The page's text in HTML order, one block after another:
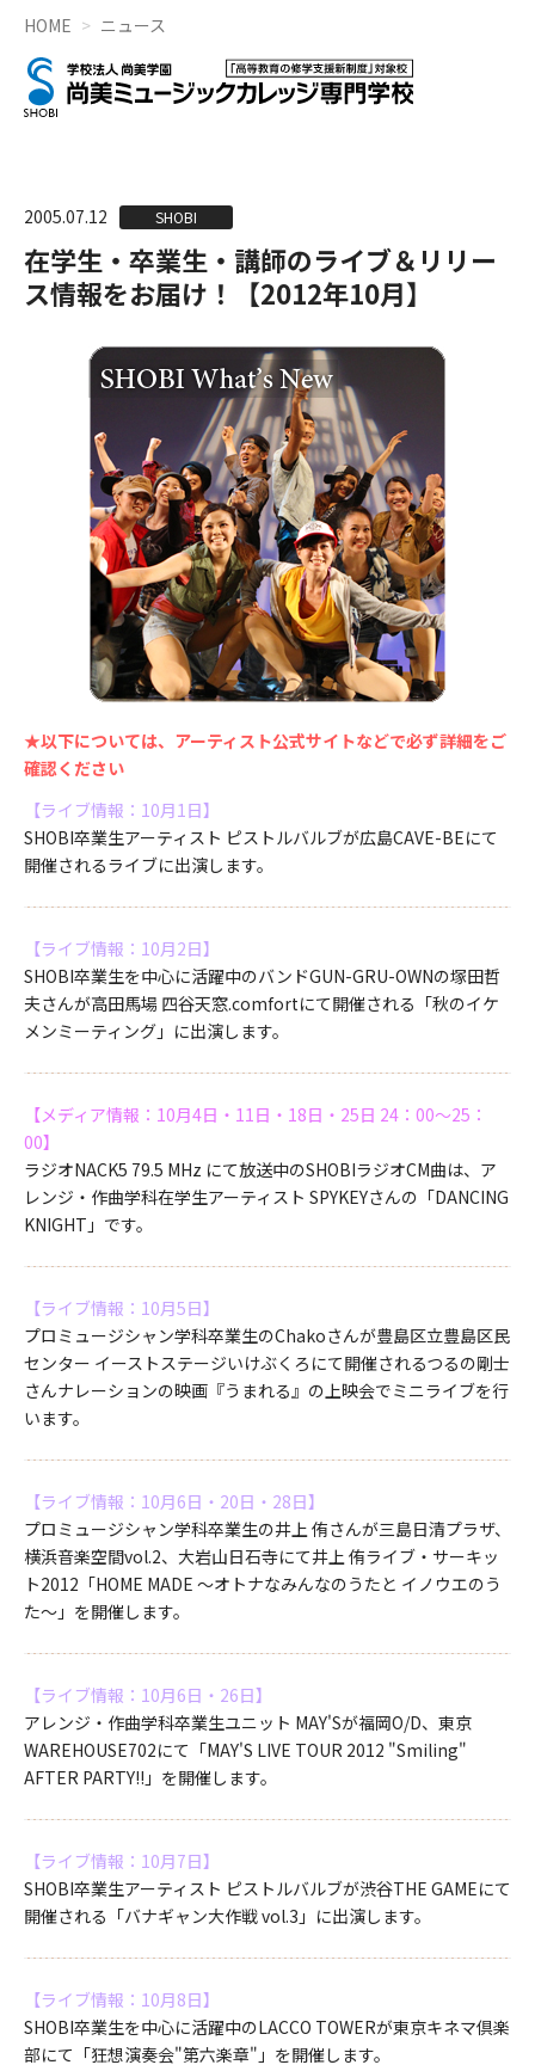
HOME ニュース
2005.07.12 SHOBI
在学生・卒業生・講師のライブ＆リリー
ス情報をお届け！【2012年10月】
★以下については、アーティスト公式サイトなどで必ず詳細をご
確認ください
【ライブ情報：10月1日】
SHOBI卒業生アーティスト ピストルバルブが広島CAVE-BEにて
開催されるライブに出演します。
【ライブ情報：10月2日】
SHOBI卒業生を中心に活躍中のバンドGUN-GRU-OWNの塚田哲
夫さんが高田馬場 四谷天窓.comfortにて開催される「秋のイケ
メンミーティング」に出演します。
【メディア情報：10月4日・11日・18日・25日 24：00～25：
00】
ラジオNACK5 79.5 MHz にて放送中のSHOBIラジオCM曲は、ア
レンジ・作曲学科在学生アーティスト SPYKEYさんの「DANCING
KNIGHT」です。
【ライブ情報：10月5日】
プロミュージシャン学科卒業生のChakoさんが豊島区立豊島区民
センター イーストステージいけぶくろにて開催されるつるの剛士
さんナレーションの映画『うまれる』の上映会でミニライブを行
います。
【ライブ情報：10月6日・20日・28日】
プロミュージシャン学科卒業生の井上 侑さんが三島日清プラザ、
横浜音楽空間vol.2、大岩山日石寺にて井上 侑ライブ・サーキッ
ト2012「HOME MADE ～オトナなみんなのうたと イノウエのう
た～」を開催します。
【ライブ情報：10月6日・26日】
アレンジ・作曲学科卒業生ユニット MAY'Sが福岡O/D、東京
WAREHOUSE702にて「MAY'S LIVE TOUR 2012 "Smiling"
AFTER PARTY!!」を開催します。
【ライブ情報：10月7日】
SHOBI卒業生アーティスト ピストルバルブが渋谷THE GAMEにて
開催される「バナギャン大作戦 vol.3」に出演します。
【ライブ情報：10月8日】
SHOBI卒業生を中心に活躍中のLACCO TOWERが東京キネマ倶楽
部にて「狂想演奏会"第六楽章"」を開催します。